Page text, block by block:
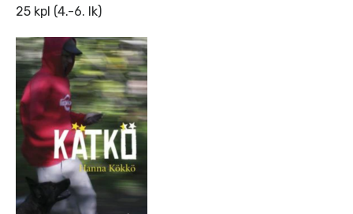
25 kpl (4.-6. lk)